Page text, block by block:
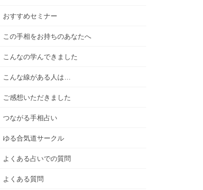
おすすめセミナー
この手相をお持ちのあなたへ
こんなの学んできました
こんな線がある人は…
ご感想いただきました
つながる手相占い
ゆる合気道サークル
よくある占いでの質問
よくある質問